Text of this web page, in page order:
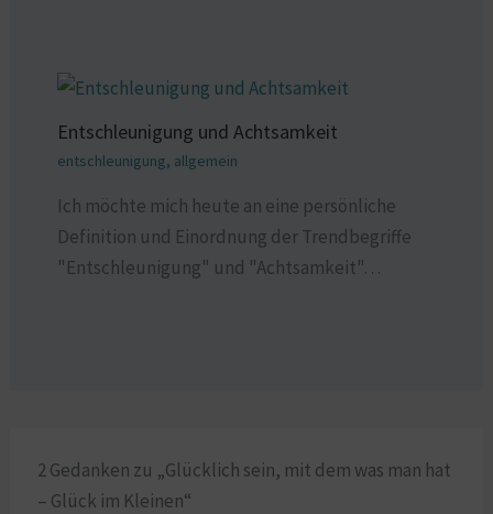
Entschleunigung und Achtsamkeit
entschleunigung, allgemein
Ich möchte mich heute an eine persönliche
Definition und Einordnung der Trendbegriffe
"Entschleunigung" und "Achtsamkeit"…
2 Gedanken zu „Glücklich sein, mit dem was man hat
– Glück im Kleinen“